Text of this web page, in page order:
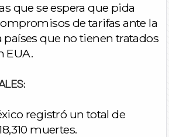
que se espera que pida
de tarifas ante la
países que no tienen tratados
EUA.
registró un total de
muertes.